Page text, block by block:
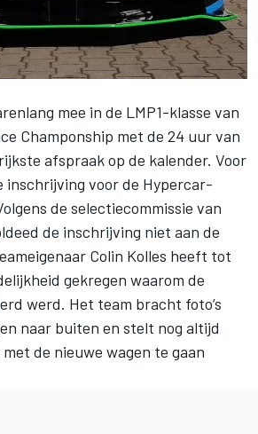
mee in de LMP1-klasse van
Champonship met de 24 uur van
afspraak op de kalender. Voor
inschrijving voor de Hypercar-
de selectiecommissie van
de inschrijving niet aan de
Colin Kolles heeft tot
gekregen waarom de
werd. Het team bracht foto’s
naar buiten en stelt nog altijd
de nieuwe wagen te gaan